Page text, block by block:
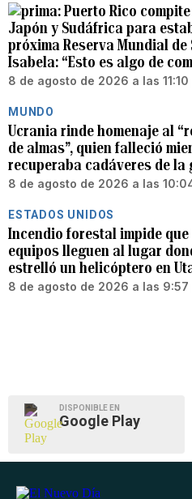
Puerto Rico
Japón y Sudáfrica para
próxima Reserva Mundial de
Isabela: “Esto es algo de
8 de agosto de 2026 a las 11:10
MUNDO
Ucrania rinde homenaje al
de almas”, quien falleció
recuperaba cadáveres de la
8 de agosto de 2026 a las
ESTADOS UNIDOS
Incendio forestal impide
equipos lleguen al lugar
estrelló un helicóptero en
8 de agosto de 2026 a las 9:57
DISPONIBLE EN
Google Play